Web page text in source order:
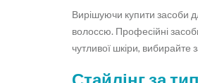
Вирішуючи купити засоби
волоссю. Професійні
чутливої ​​шкіри, вибирайте